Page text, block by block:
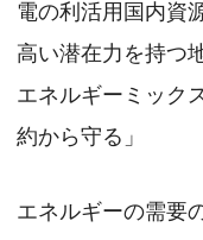
電の利活用国内資
高い潜在力を持つ
エネルギーミック
約から守る」
エネルギーの需要